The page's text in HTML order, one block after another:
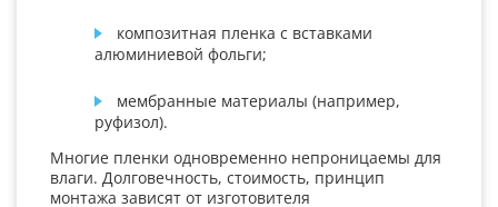
композитная пленка с вставками
алюминиевой фольги;
мембранные материалы (например,
руфизол).
Многие пленки одновременно непроницаемы для
влаги. Долговечность, стоимость, принцип
монтажа зависят от изготовителя